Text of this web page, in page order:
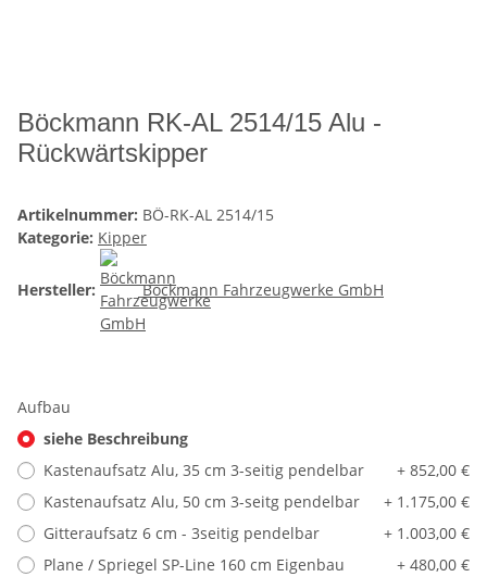
Böckmann RK-AL 2514/15 Alu -
Rückwärtskipper
Artikelnummer: BÖ-RK-AL 2514/15
Kategorie: Kipper
Hersteller: Böckmann Fahrzeugwerke GmbH
Aufbau
siehe Beschreibung
Kastenaufsatz Alu, 35 cm 3-seitig pendelbar
+ 852,00 €
Kastenaufsatz Alu, 50 cm 3-seitg pendelbar
+ 1.175,00 €
Gitteraufsatz 6 cm - 3seitig pendelbar
+ 1.003,00 €
Plane / Spriegel SP-Line 160 cm Eigenbau
+ 480,00 €